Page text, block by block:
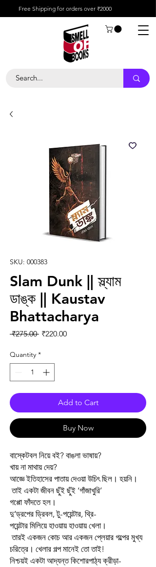
Free Shipping for orders over ₹2000
SKU: 000383
Slam Dunk || স্ল্যাম
ডাঙ্ক || Kaustav
Bhattacharya
₹275.00 Regular Price
₹220.00Sale Price
Quantity *
Add to Cart
Buy Now
বাস্কেটবল নিয়ে বই? বাঙলা ভাষায়?
খায় না মাথায় দেয়?
আজ্ঞে ইতিহাসের পাতায় দেওয়া উচিৎ ছিল। হয়নি।
তাই একটা জীবন ছুঁই ছুঁই ‘গাঁজাখুরি’
গপ্পো ফাঁদতে হল।
দু’ড্রপের ড্রিবল,টু-পয়েন্টার, থ্রি-
পয়েন্টার মিলিয়ে হাওয়ায় হাওয়ায় খেলা।
তারই একজন কোচ আর একজন প্লেয়ার গল্পের মুখ্য
চরিত্রে। খেলার গল্প মানেই তো তাই!
নিশ্চয়ই একটা আদ্যন্ত কিশোরপাঠ্য ক্রীড়া-